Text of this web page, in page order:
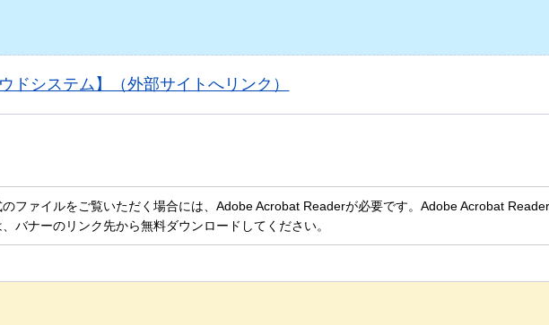
ドシステム】（外部サイトへリンク）
のファイルをご覧いただく場合には、Adobe Acrobat Readerが必要です。Adobe Acrobat
バナーのリンク先から無料ダウンロードしてください。